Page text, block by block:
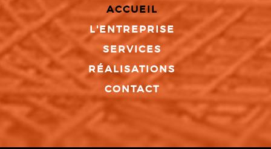
ACCUEIL
L'ENTREPRISE
SERVICES
RÉALISATIONS
CONTACT